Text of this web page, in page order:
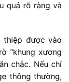
quả rõ ràng và
thiệp được vào
“khung xương
chắc. Nếu chỉ
thông thường,